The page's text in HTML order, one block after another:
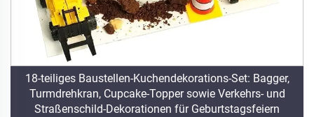
18-teiliges Baustellen-Kuchendekorations-Set: Bagger,
Turmdrehkran, Cupcake-Topper sowie Verkehrs- und
Straßenschild-Dekorationen für Geburtstagsfeiern